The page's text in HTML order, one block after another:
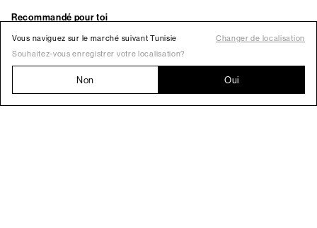
Vous naviguez sur le marché suivant Tunisie
Changer de localisation
Souhaitez-vous enregistrer votre localisation?
Non Oui